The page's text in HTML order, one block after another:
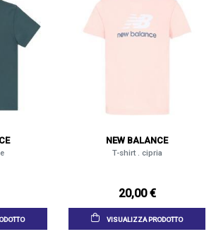
NEW BALANCE
T-shirt . cipria
20,00 €
VISUALIZZA PRODOTTO